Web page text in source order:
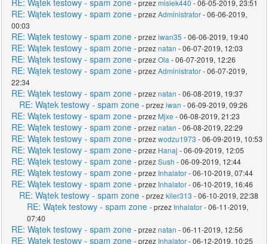
- przezmisiek440 - 06-05-2019, 23:51
RE: Wątek testowy - spam zone - przezAdministrator- 06-06-2019,
00:03
RE: Wątek testowy - spam zone - przeziwan35 - 06-06-2019, 19:40
RE: Wątek testowy - spam zone - przeznatan - 06-07-2019, 12:03
RE: Wątek testowy - spam zone - przezOla - 06-07-2019, 12:26
RE: Wątek testowy - spam zone - przezAdministrator- 06-07-2019,
22:34
RE: Wątek testowy - spam zone - przeznatan - 06-08-2019, 19:37
RE: Wątek testowy - spam zone - przeziwan - 06-09-2019, 09:26
RE: Wątek testowy - spam zone - przez Mjxe - 06-08-2019, 21:23
RE: Wątek testowy - spam zone - przeznatan - 06-08-2019, 22:29
RE: Wątek testowy - spam zone - przezwodzu1973 - 06-09-2019, 10:53
RE: Wątek testowy - spam zone - przez Hanaj - 06-09-2019, 12:05
RE: Wątek testowy - spam zone - przezSush - 06-09-2019, 12:44
RE: Wątek testowy - spam zone - przez Inhalator- 06-10-2019, 07:44
RE: Wątek testowy - spam zone - przez Inhalator- 06-10-2019, 16:46
RE: Wątek testowy - spam zone - przezkiler313 - 06-10-2019, 22:38
RE: Wątek testowy - spam zone - przez Inhalator- 06-11-2019,
07:40
RE: Wątek testowy - spam zone - przeznatan - 06-11-2019, 12:56
RE: Wątek testowy - spam zone - przez Inhalator- 06-12-2019, 10:25